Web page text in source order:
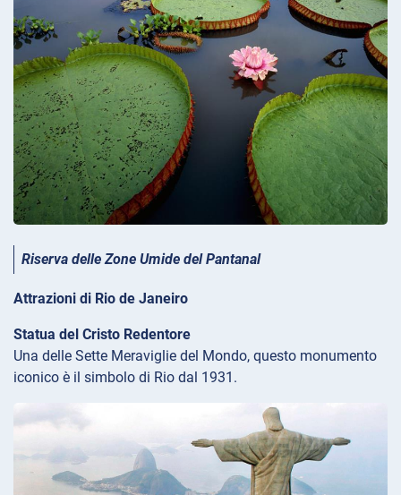
Riserva delle Zone Umide del Pantanal
Attrazioni di Rio de Janeiro
Statua del Cristo Redentore
Una delle Sette Meraviglie del Mondo, questo monumento
iconico è il simbolo di Rio dal 1931.